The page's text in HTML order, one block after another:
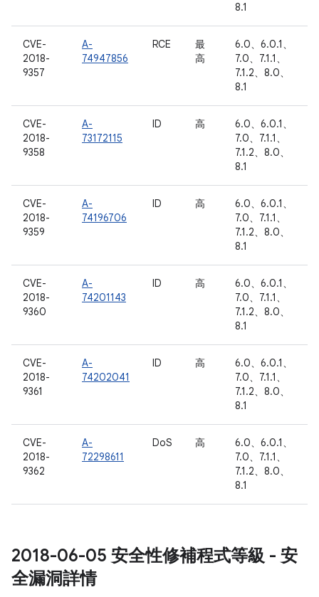
8.1
CVE-
2018-
9357
A-
74947856
RCE
最
高
6.0、6.0.1、
7.0、7.1.1、
7.1.2、8.0、
8.1
CVE-
2018-
9358
A-
73172115
ID 高
6.0、6.0.1、
7.0、7.1.1、
7.1.2、8.0、
8.1
CVE-
2018-
9359
A-
74196706
ID 高
6.0、6.0.1、
7.0、7.1.1、
7.1.2、8.0、
8.1
CVE-
2018-
9360
A-
74201143
ID 高
6.0、6.0.1、
7.0、7.1.1、
7.1.2、8.0、
8.1
CVE-
2018-
9361
A-
74202041
ID 高
6.0、6.0.1、
7.0、7.1.1、
7.1.2、8.0、
8.1
CVE-
2018-
9362
A-
72298611
DoS 高
6.0、6.0.1、
7.0、7.1.1、
7.1.2、8.0、
8.1
2018-06-05 安全性修補程式等級 - 安
全漏洞詳情